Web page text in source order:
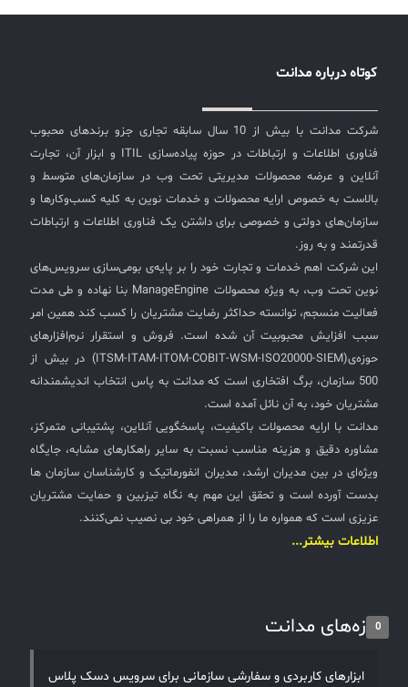
کوتاه درباره مدانت
شرکت مدانت با بیش از 10 سال سابقه تجاری جزو برندهای محبوب
فناوری اطلاعات و ارتباطات در حوزه پیاده‌سازی ITIL و ابزار آن، تجارت
آنلاین و عرضه محصولات مدیریتی تحت وب در سازمان‌های متوسط و
بالاست به خصوص ارایه محصولات و خدمات نوین به کلیه کسب‌وکارها و
سازمان‌های دولتی و خصوصی برای داشتن یک فناوری اطلاعات و ارتباطات
قدرتمند و به روز.
این شرکت اهم خدمات و تجارت خود را بر پایه‌ی بومی‌سازی سرویس‌های
نوین تحت وب، به ویژه محصولات ManageEngine بنا نهاده و طی مدت
فعالیت منسجم، توانسته حداکثر رضایت مشتریان را کسب کند همین امر
سبب افزایش محبوبیت آن شده است. فروش و استقرار نرم‌افزارهای
حوزه‌ی(ITSM-ITAM-ITOM-COBIT-WSM-ISO20000-SIEM) در بیش از
500 سازمان، برگ افتخاری است که مدانت به پاس انتخاب اندیشمندانه
مشتریان خود، به آن نائل آمده است.
مدانت با ارایه محصولات باکیفیت، پاسخگویی آنلاین، پشتیبانی متمرکز،
مشاوره دقیق و هزینه مناسب نسبت به سایر راهکارهای مشابه، جایگاه
ویژه‌ای در بین مدیران ارشد، مدیران انفورماتیک و کارشناسان سازمان ها
بدست آورده است و تحقق این مهم به نگاه تیزبین و حمایت مشتریان
عزیزی است که همواره ما را از همراهی خود بی نصیب نمی‌کنند.
اطلاعات بیشتر...
تازه‌های مدانت0
ابزارهای کاربردی و سفارشی سازمانی برای سرویس دسک پلاس